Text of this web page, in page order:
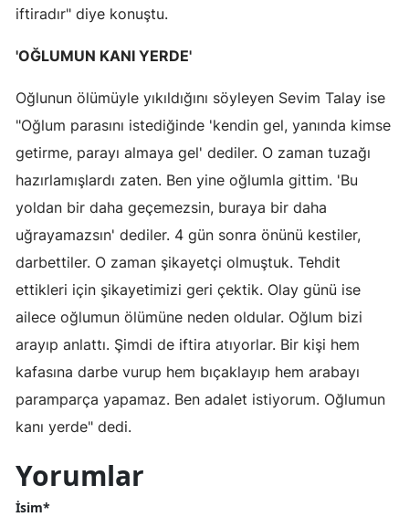
iftiradır" diye konuştu.
'OĞLUMUN KANI YERDE'
Oğlunun ölümüyle yıkıldığını söyleyen Sevim Talay ise
"Oğlum parasını istediğinde 'kendin gel, yanında kimse
getirme, parayı almaya gel' dediler. O zaman tuzağı
hazırlamışlardı zaten. Ben yine oğlumla gittim. 'Bu
yoldan bir daha geçemezsin, buraya bir daha
uğrayamazsın' dediler. 4 gün sonra önünü kestiler,
darbettiler. O zaman şikayetçi olmuştuk. Tehdit
ettikleri için şikayetimizi geri çektik. Olay günü ise
ailece oğlumun ölümüne neden oldular. Oğlum bizi
arayıp anlattı. Şimdi de iftira atıyorlar. Bir kişi hem
kafasına darbe vurup hem bıçaklayıp hem arabayı
paramparça yapamaz. Ben adalet istiyorum. Oğlumun
kanı yerde" dedi.
Yorumlar
İsim*